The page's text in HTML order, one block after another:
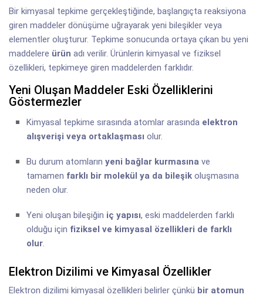
Bir kimyasal tepkime gerçekleştiğinde, başlangıçta reaksiyona
giren maddeler dönüşüme uğrayarak yeni bileşikler veya
elementler oluşturur. Tepkime sonucunda ortaya çıkan bu yeni
maddelere ürün adı verilir. Ürünlerin kimyasal ve fiziksel
özellikleri, tepkimeye giren maddelerden farklıdır.
Yeni Oluşan Maddeler Eski Özelliklerini
Göstermezler
Kimyasal tepkime sırasında atomlar arasında elektron
alışverişi veya ortaklaşması olur.
Bu durum atomların yeni bağlar kurmasına ve
tamamen farklı bir molekül ya da bileşik oluşmasına
neden olur.
Yeni oluşan bileşiğin iç yapısı, eski maddelerden farklı
olduğu için fiziksel ve kimyasal özellikleri de farklı
olur.
Elektron Dizilimi ve Kimyasal Özellikler
Elektron dizilimi kimyasal özellikleri belirler çünkü bir atomun